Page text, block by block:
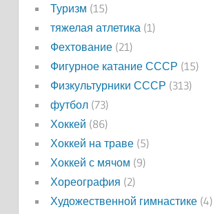
Туризм (15)
тяжелая атлетика (1)
Фехтование(21)
Фигурное катание СССР (15)
Физкультурники СССР (313)
футбол(73)
Хоккей (86)
Хоккей на траве(5)
Хоккей с мячом (9)
Хореография (2)
Художественной гимнастике(4)